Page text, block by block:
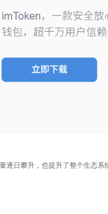
逐日攀升，也提升了整个生态